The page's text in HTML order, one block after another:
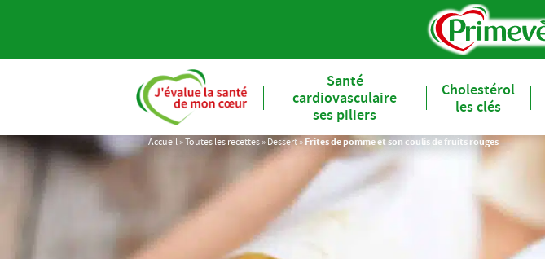
Santé
cardiovasculaire
ses piliers
Cholestérol
les clés
Accueil »Toutes les recettes » Dessert»Frites de pomme et son coulis de fruits rouges